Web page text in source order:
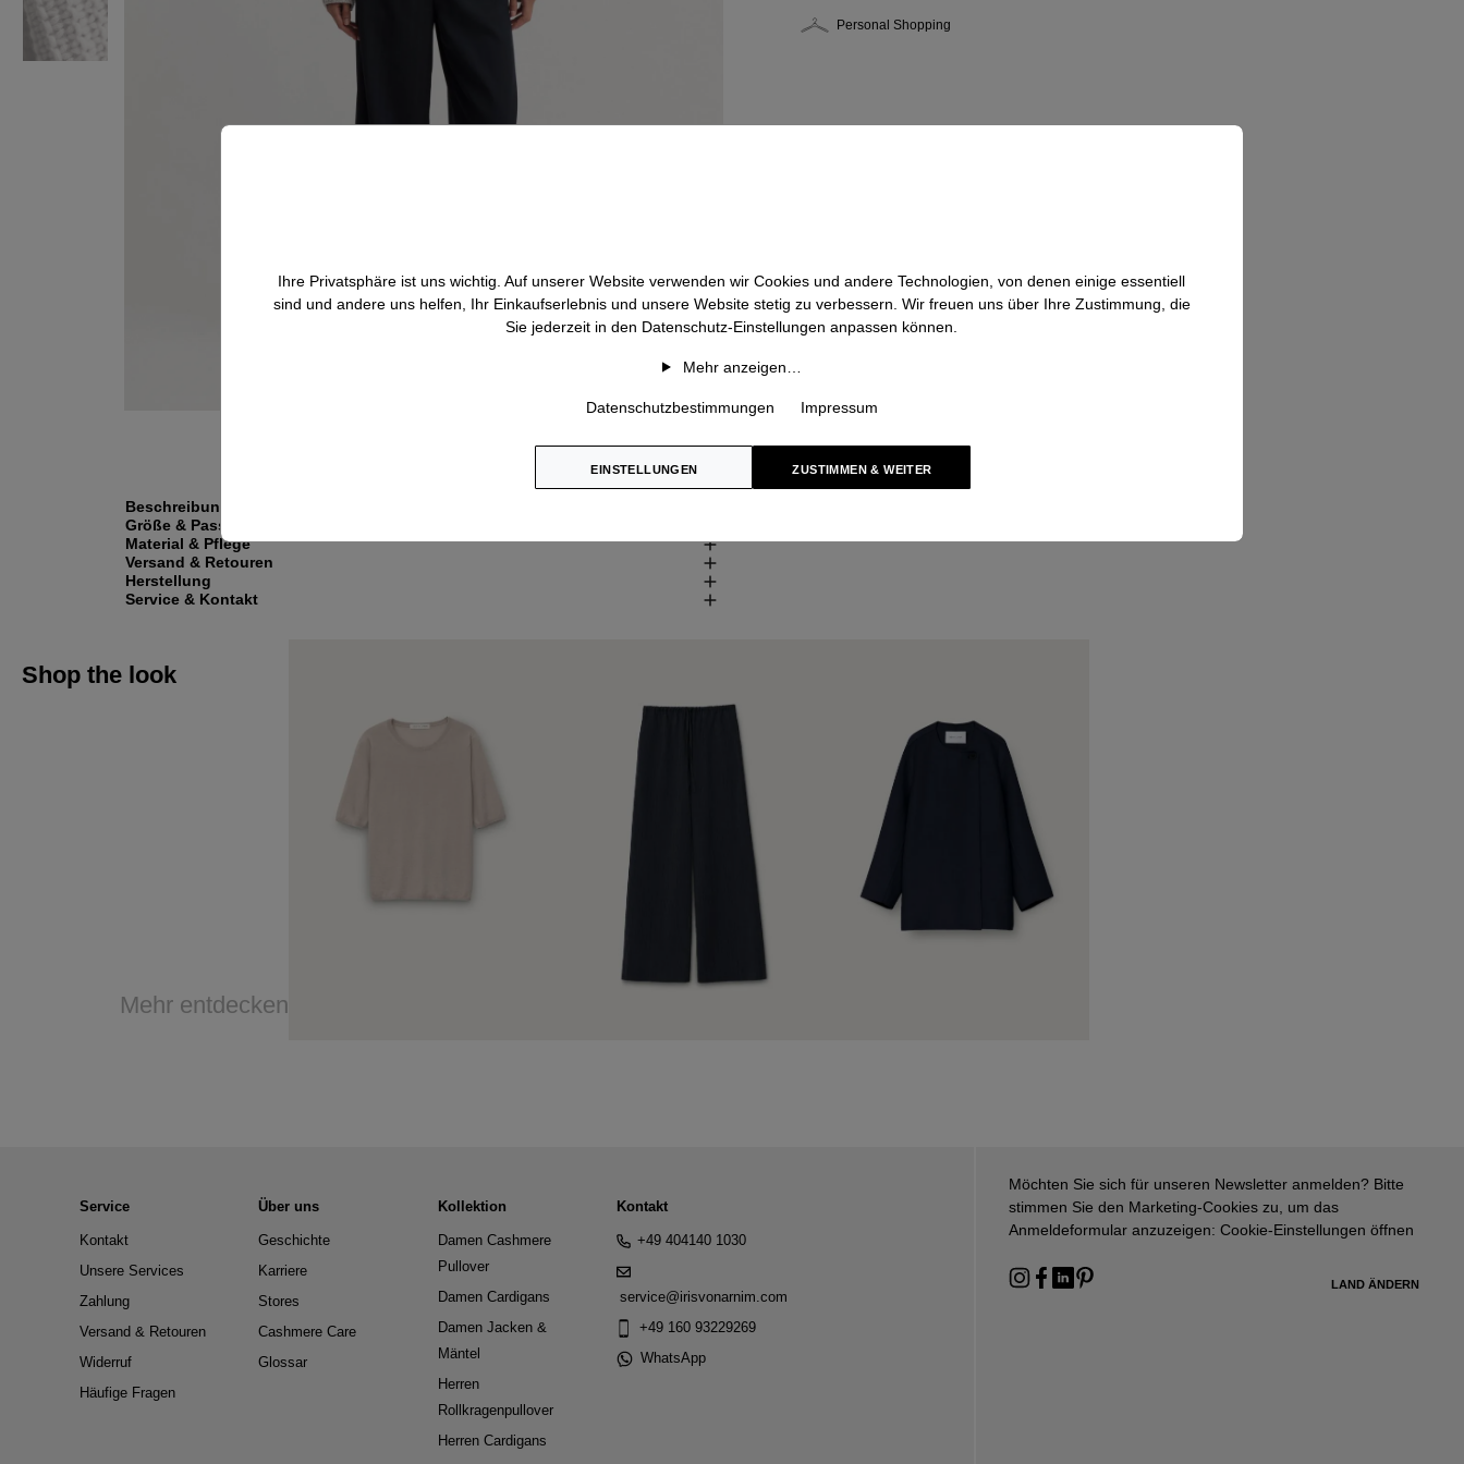
Personal Shopping
Beschreibung
Größe & Passform
Material & Pflege
Versand & Retouren
Herstellung
Service & Kontakt
Shop the look
Mehr entdecken
Service
Kontakt
Unsere Services
Zahlung
Versand & Retouren
Widerruf
Häufige Fragen
Über uns
Geschichte
Karriere
Stores
Cashmere Care
Glossar
Kollektion
Damen Cashmere
Pullover
Damen Cardigans
Damen Jacken &
Mäntel
Herren
Rollkragenpullover
Herren Cardigans
Kontakt
+49 404140 1030
service@irisvonarnim.com
+49 160 93229269
WhatsApp
Möchten Sie sich für unseren Newsletter anmelden? Bitte
stimmen Sie den Marketing-Cookies zu, um das
Anmeldeformular anzuzeigen: Cookie-Einstellungen öffnen
LAND ÄNDERN
Ihre Privatsphäre ist uns wichtig. Auf unserer Website verwenden wir Cookies und andere Technologien, von denen einige essentiell
sind und andere uns helfen, Ihr Einkaufserlebnis und unsere Website stetig zu verbessern. Wir freuen uns über Ihre Zustimmung, die
Sie jederzeit in den Datenschutz-Einstellungen anpassen können.
Mehr anzeigen…
Datenschutzbestimmungen Impressum
EINSTELLUNGEN ZUSTIMMEN & WEITER